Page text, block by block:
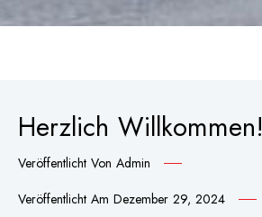
Herzlich Willkommen!
Veröffentlicht Von Admin
Veröffentlicht Am Dezember 29, 2024